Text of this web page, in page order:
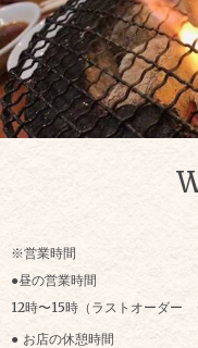
※営業時間
●昼の営業時間
12時〜15時（ラストオーダー
● お店の休憩時間